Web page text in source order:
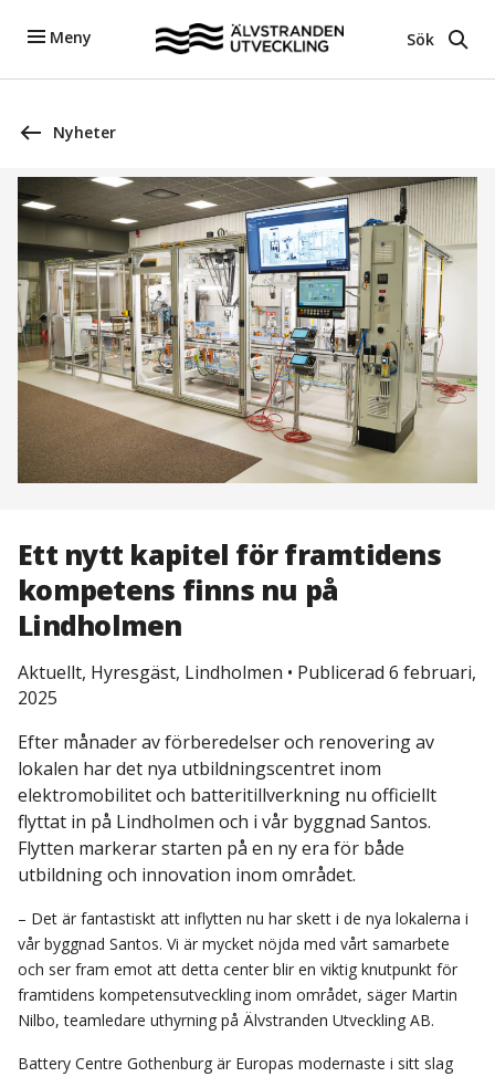
Meny Sök
Nyheter
Ett nytt kapitel för framtidens
kompetens finns nu på
Lindholmen
Aktuellt, Hyresgäst, Lindholmen • Publicerad 6 februari,
2025
Efter månader av förberedelser och renovering av
lokalen har det nya utbildningscentret inom
elektromobilitet och batteritillverkning nu officiellt
flyttat in på Lindholmen och i vår byggnad Santos.
Flytten markerar starten på en ny era för både
utbildning och innovation inom området.
– Det är fantastiskt att inflytten nu har skett i de nya lokalerna i
vår byggnad Santos. Vi är mycket nöjda med vårt samarbete
och ser fram emot att detta center blir en viktig knutpunkt för
framtidens kompetensutveckling inom området, säger Martin
Nilbo, teamledare uthyrning på Älvstranden Utveckling AB.
Battery Centre Gothenburg är Europas modernaste i sitt slag